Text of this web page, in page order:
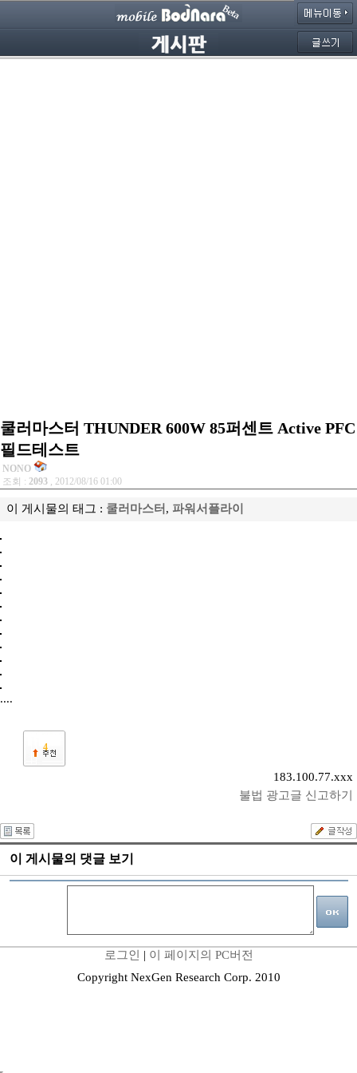
쿨러마스터 THUNDER 600W 85퍼센트 Active PFC
필드테스트
NONO
조회 : 2093 , 2012/08/16 01:00
이 게시물의 태그 : 쿨러마스터 , 파워서플라이
....
4
183.100.77.xxx
불법 광고글 신고하기
이 게시물의 댓글 보기
로그인 | 이 페이지의 PC버전
Copyright NexGen Research Corp. 2010